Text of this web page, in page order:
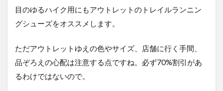
目のゆるハイク用にもアウトレットのトレイルランニン
グシューズをオススメします。
ただアウトレットゆえの色やサイズ、店舗に行く手間、
品ぞろえの心配は注意する点ですね。必ず70%割引があ
るわけではないので。